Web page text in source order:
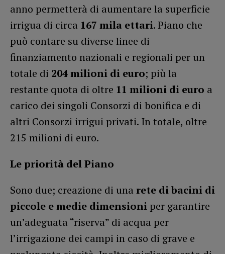
anno permetterà di aumentare la superficie
irrigua di circa 167 mila ettari. Piano che
può contare su diverse linee di
finanziamento nazionali e regionali per un
totale di 204 milioni di euro; più la
restante quota di oltre 11 milioni di euro a
carico dei singoli Consorzi di bonifica e di
altri Consorzi irrigui privati. In totale, oltre
215 milioni di euro.
Le priorità del Piano
Sono due; creazione di una rete di bacini di
piccole e medie dimensioni per garantire
un’adeguata “riserva” di acqua per
l’irrigazione dei campi in caso di grave e